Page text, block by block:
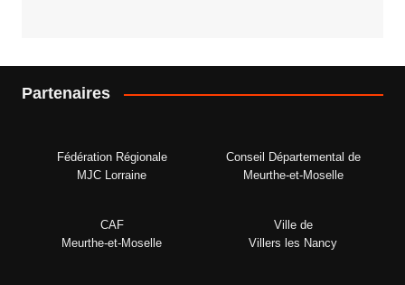
Partenaires
Fédération Régionale
MJC Lorraine
Conseil Départemental de
Meurthe-et-Moselle
CAF
Meurthe-et-Moselle
Ville de
Villers les Nancy